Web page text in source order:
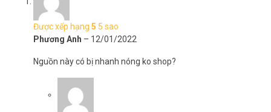
Được xếp hạng 5 5 sao
Phương Anh – 12/01/2022
Nguồn này có bị nhanh nóng ko shop?